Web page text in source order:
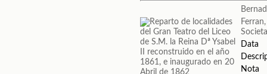
Data
Nota